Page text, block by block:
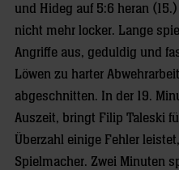
und Hideg auf 5:6 heran
nicht mehr locker. Lange
Angriffe aus, geduldig und
Löwen zu harter
abgeschnitten. In der 19.
Auszeit, bringt Filip Taleski
Überzahl einige Fehler
Spielmacher. Zwei Minuten